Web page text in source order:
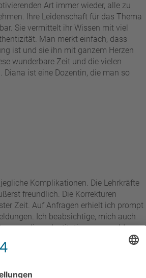
Art immer wieder, alle zu
Ihre Leidenschaft für das Thema
Sie vermittelt ihr Wissen mit viel
Man merkt einfach, dass
ist und sie ihn mit ganzem Herzen
wunderbare Zeit und die vielen
Diana ist eine Dozentin, die man so
Komplikationen. Die Lehrkräfte
freundlich. Die Korrekturen
Zeit. Auf Anfragen erhielt ich prompt
Ich beabsichtige, mich auch
an dieser Institution anzumelden
Meine Zufriedenheit ist hoch,
uneingeschränkt